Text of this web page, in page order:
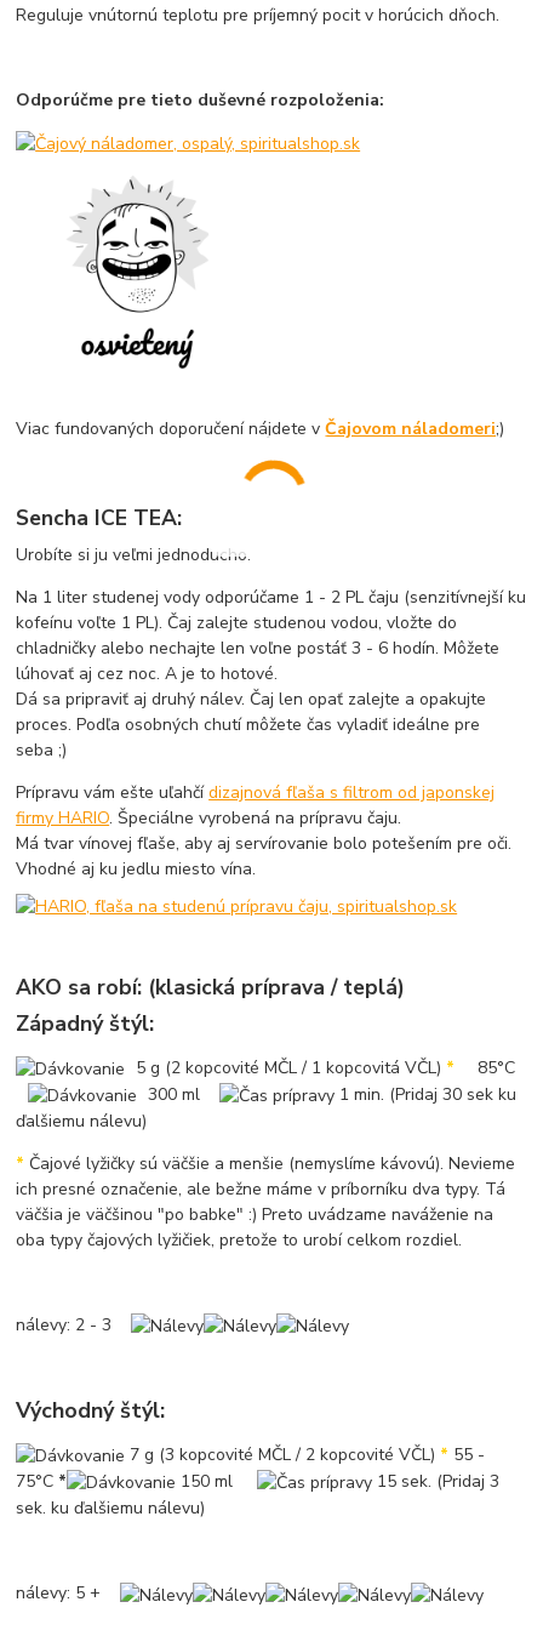
Reguluje vnútornú teplotu pre príjemný pocit v horúcich dňoch.
Odporúčme pre tieto duševné rozpoloženia:
Viac fundovaných doporučení nájdete vČajovom náladomeri;)
Sencha ICE TEA:
Urobíte si ju veľmi jednoducho.
Na 1 liter studenej vody odporúčame 1 - 2 PL čaju (senzitívnejší ku
kofeínu voľte 1 PL). Čaj zalejte studenou vodou, vložte do
chladničky alebo nechajte len voľne postáť 3 - 6 hodín. Môžete
lúhovať aj cez noc. A je to hotové.
Dá sa pripraviť aj druhý nálev. Čaj len opať zalejte a opakujte
proces. Podľa osobných chutí môžete čas vyladiť ideálne pre
seba ;)
Prípravu vám ešte uľahčídizajnová fľaša s filtrom od japonskej
firmy HARIO. Špeciálne vyrobená na prípravu čaju.
Má tvar vínovej fľaše, aby aj servírovanie bolo potešením pre oči.
Vhodné aj ku jedlu miesto vína.
AKO sa robí: (klasická príprava / teplá)
Západný štýl:
5 g (2 kopcovité MČL / 1 kopcovitá VČL) *
85°C
300 ml
1 min. (Pridaj 30 sek ku
ďalšiemu nálevu)
* Čajové lyžičky sú väčšie a menšie (nemyslíme kávovú). Nevieme
ich presné označenie, ale bežne máme v príborníku dva typy. Tá
väčšia je väčšinou "po babke" :) Preto uvádzame naváženie na
oba typy čajových lyžičiek, pretože to urobí celkom rozdiel.
nálevy: 2 - 3
Východný štýl:
7 g (3 kopcovité MČL / 2 kopcovité VČL) * 55 -
75°C * 150 ml
15 sek. (Pridaj 3
sek. ku ďalšiemu nálevu)
nálevy: 5 +